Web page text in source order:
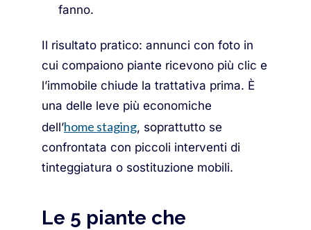
fanno.
Il risultato pratico: annunci con foto in
cui compaiono piante ricevono più clic e
l’immobile chiude la trattativa prima. È
una delle leve più economiche
dell’home staging, soprattutto se
confrontata con piccoli interventi di
tinteggiatura o sostituzione mobili.
Le 5 piante che